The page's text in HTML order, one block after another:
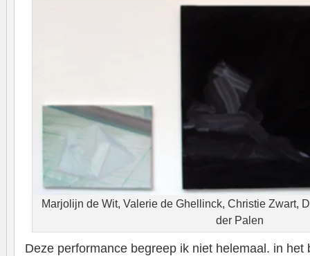
Marjolijn de Wit, Valerie de Ghellinck, Christie Zwart,
der Palen
Deze performance begreep ik niet helemaal. in het